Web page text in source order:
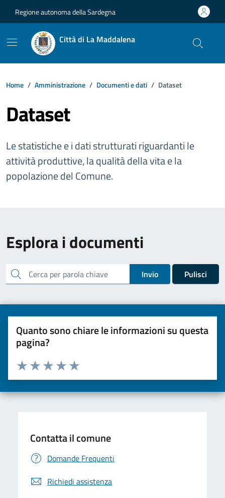
Regione autonoma della Sardegna
Città di La Maddalena
Home Amministrazione Documenti e dati Dataset
Dataset
Le statistiche e i dati strutturati riguardanti le
attività produttive, la qualità della vita e la
popolazione del Comune.
Esplora i documenti
cerca Invio Pulisci
Quanto sono chiare le informazioni su questa
pagina?
Valuta da 1 a 5 stelle la pagina
Valuta 5 stelle su 5
Valuta 4 stelle su 5
Valuta 3 stelle su 5
Valuta 2 stelle su 5
Valuta una stella su 5
Contatta il comune
Domande Frequenti
Richiedi assistenza